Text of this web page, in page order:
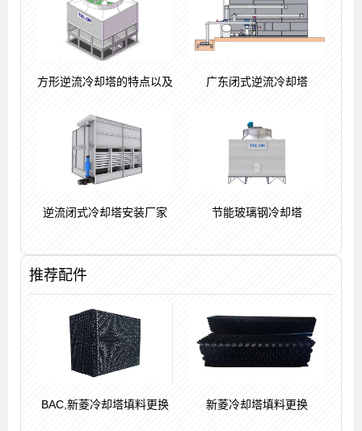
方形逆流冷却塔的特点以及 广东闭式逆流冷却塔
逆流闭式冷却塔安装厂家 节能玻璃钢冷却塔
推荐配件
BAC,新菱冷却塔填料更换 新菱冷却塔填料更换